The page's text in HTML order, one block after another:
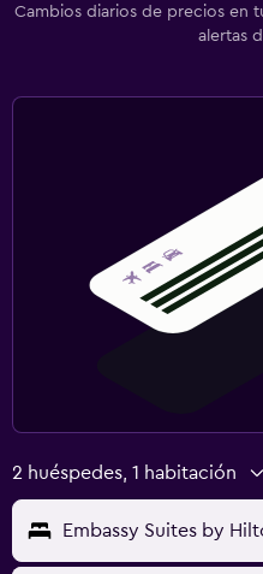
Cambios diarios de precios en
alertas
2 huéspedes, 1 habitación
Embassy Suites by